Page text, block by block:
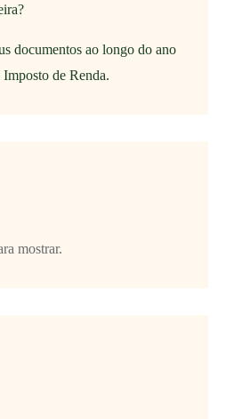
documentos ao longo do ano
de Renda.
mostrar.